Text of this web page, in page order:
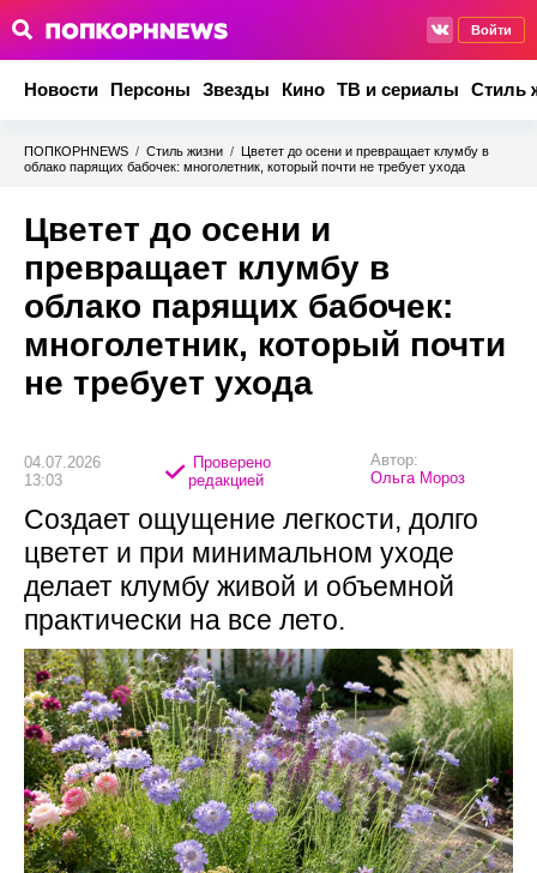
Войти
Новости Персоны Звезды Кино ТВ и сериалы Стиль
ПОПКОРНNEWS / Стиль жизни / Цветет до осени и превращает клумбу в
облако парящих бабочек: многолетник, который почти не требует ухода
Цветет до осени и
превращает клумбу в
облако парящих бабочек:
многолетник, который почти
не требует ухода
04.07.2026
13:03
Проверено
редакцией
Автор:
Ольга Мороз
Создает ощущение легкости, долго
цветет и при минимальном уходе
делает клумбу живой и объемной
практически на все лето.